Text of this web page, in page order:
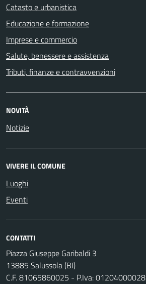
Catasto e urbanistica
Educazione e formazione
Imprese e commercio
Salute, benessere e assistenza
Tributi, finanze e contravvenzioni
NOVITÀ
Notizie
VIVERE IL COMUNE
Luoghi
Eventi
CONTATTI
Piazza Giuseppe Garibaldi 3
13885 Salussola (BI)
C.F. 81065860025 - P.Iva: 01204000028